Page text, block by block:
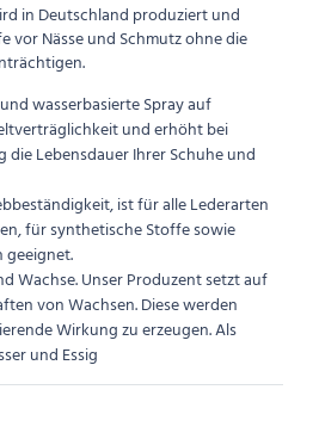
in Deutschland produziert und
vor Nässe und Schmutz ohne die
wasserbasierte Spray auf
und erhöht bei
Lebensdauer Ihrer Schuhe und
ist für alle Lederarten
für synthetische Stoffe sowie
geeignet.
Wachse. Unser Produzent setzt auf
von Wachsen. Diese werden
Wirkung zu erzeugen. Als
und Essig